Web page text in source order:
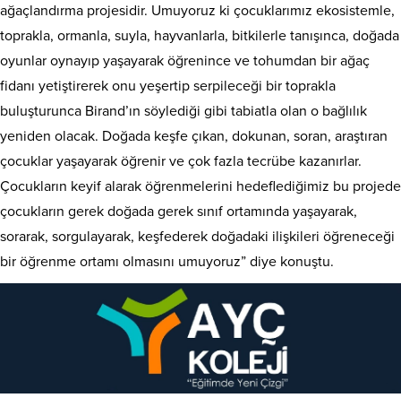
ağaçlandırma projesidir. Umuyoruz ki çocuklarımız ekosistemle,
toprakla, ormanla, suyla, hayvanlarla, bitkilerle tanışınca, doğada
oyunlar oynayıp yaşayarak öğrenince ve tohumdan bir ağaç
fidanı yetiştirerek onu yeşertip serpileceği bir toprakla
buluşturunca Birand’ın söylediği gibi tabiatla olan o bağlılık
yeniden olacak. Doğada keşfe çıkan, dokunan, soran, araştıran
çocuklar yaşayarak öğrenir ve çok fazla tecrübe kazanırlar.
Çocukların keyif alarak öğrenmelerini hedeflediğimiz bu projede
çocukların gerek doğada gerek sınıf ortamında yaşayarak,
sorarak, sorgulayarak, keşfederek doğadaki ilişkileri öğreneceği
bir öğrenme ortamı olmasını umuyoruz” diye konuştu.